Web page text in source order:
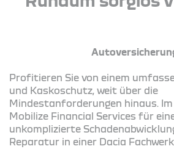
Profitieren Sie von einem
und Kaskoschutz, weit über die
Mindestanforderungen hinaus.
Mobilize Financial Services für
unkomplizierte
Reparatur in einer Dacia